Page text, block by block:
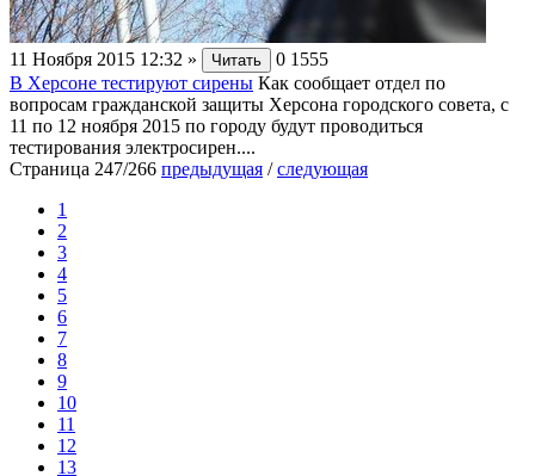
11 Ноября 2015 12:32 » Читать 0 1555
В Херсоне тестируют сирены Как сообщает отдел по
вопросам гражданской защиты Херсона городского совета, с
11 по 12 ноября 2015 по городу будут проводиться
тестирования электросирен....
Страница 247/266 предыдущая /следующая
1
2
3
4
5
6
7
8
9
10
11
12
13